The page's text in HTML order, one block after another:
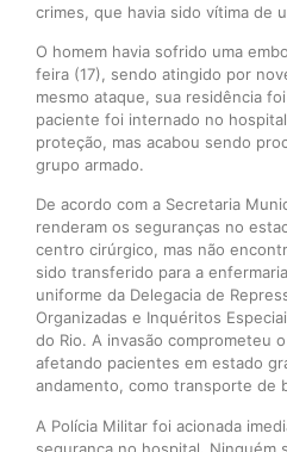
crimes, que havia sido vítima de
O homem havia sofrido uma
feira (17), sendo atingido por
mesmo ataque, sua residência
paciente foi internado no
proteção, mas acabou sendo
grupo armado.
De acordo com a Secretaria
renderam os seguranças no
centro cirúrgico, mas não
sido transferido para a
uniforme da Delegacia de
Organizadas e Inquéritos
do Rio. A invasão comprometeu
afetando pacientes em estado
andamento, como transporte de
A Polícia Militar foi acionada